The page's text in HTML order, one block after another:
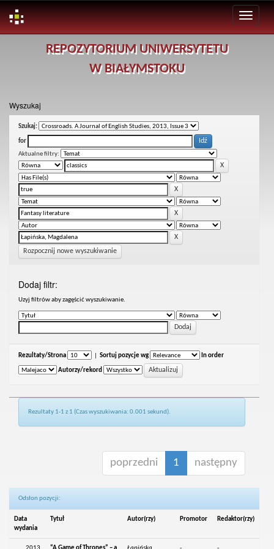
REPOZYTORIUM UNIWERSYTETU
W BIAŁYMSTOKU
Wyszukaj
Szukaj:
for
Aktualne filtry:
Rozpocznij nowe wyszukiwanie
Dodaj filtr:
Uzyj filtrów aby zagęścić wyszukiwanie.
Rezultaty/Strona Sortuj pozycje wg In order
Autorzy/rekord
Rezultaty 1-1 z 1 (Czas wyszukiwania: 0.001 sekund).
poprzedni 1 następny
Odsłon pozycji:
Data
wydania
Tytuł Autor(rzy) Promotor Redaktor(rzy)